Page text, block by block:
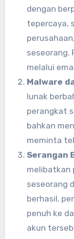
dengan
tepercaya,
seseorang.
melalui
Malware
lunak
perangkat
bahkan
meminta
Serangan
melibatkan
seseorang
berhasil,
penuh ke
akun